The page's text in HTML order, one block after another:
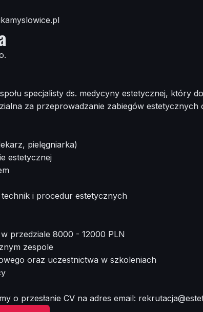
specjalisty ds. medycyny estetycznej, który
za przeprowadzanie zabiegów estetycznych
pielęgniarka)
estetycznej
i procedur estetycznych
przedziale 8000 - 12000 PLN
zespole
oraz uczestnictwa w szkoleniach
o przesłanie CV na adres email: